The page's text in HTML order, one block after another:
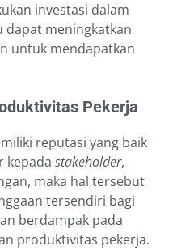
investasi dalam
dapat meningkatkan
untuk mendapatkan
Pekerja
reputasi yang baik
kepada stakeholder,
maka hal tersebut
tersendiri bagi
berdampak pada
produktivitas pekerja.